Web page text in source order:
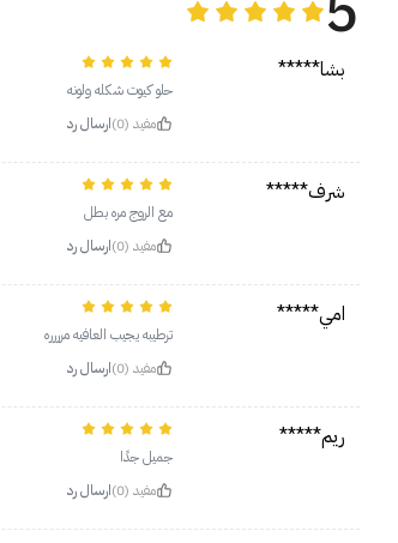
بشا*****
حلو كيوت شكله ولونه
مفيد (0)
ارسال رد
شرف*****
مع الروج مره بطل
مفيد (0)
ارسال رد
امي*****
ترطيبه يجيب العافيه مرررره
مفيد (0)
ارسال رد
ريم*****
جميل جدًا
مفيد (0)
ارسال رد